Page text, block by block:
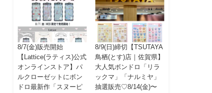
8/7(金)販売開始
【Lattice(ラティス)公式
オンラインストア】パ
ルクローゼットにボン
ドロ最新作「スヌーピ
8/9(日)締切【TSUTAYA
鳥栖(とす)店｜佐賀県】
大人気ボンドロ「リラ
ックマ」「ナルミヤ」
抽選販売♡8/14(金)〜